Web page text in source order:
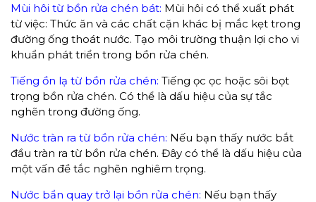
Mùi hôi từ bồn rửa chén bát: Mùi hôi có thể xuất phát
từ việc: Thức ăn và các chất cặn khác bị mắc kẹt trong
đường ống thoát nước. Tạo môi trường thuận lợi cho vi
khuẩn phát triển trong bồn rửa chén.
Tiếng ồn lạ từ bồn rửa chén: Tiếng ọc ọc hoặc sôi bọt
trọng bồn rửa chén. Có thể là dấu hiệu của sự tắc
nghẽn trong đường ống.
Nước tràn ra từ bồn rửa chén: Nếu bạn thấy nước bắt
đầu tràn ra từ bồn rửa chén. Đây có thể là dấu hiệu của
một vấn đề tắc nghẽn nghiêm trọng.
Nước bẩn quay trở lại bồn rửa chén: Nếu bạn thấy